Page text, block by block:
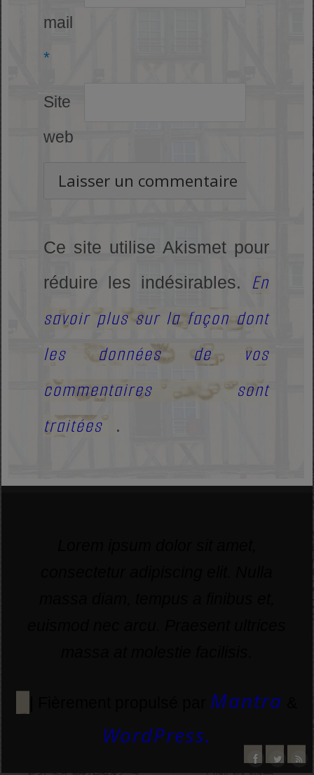
mail
*
Site
web
Ce site utilise Akismet pour
réduire les indésirables. En
savoir plus sur la façon dont
les données de vos
commentaires sont
traitées
.
Mantra
WordPress.